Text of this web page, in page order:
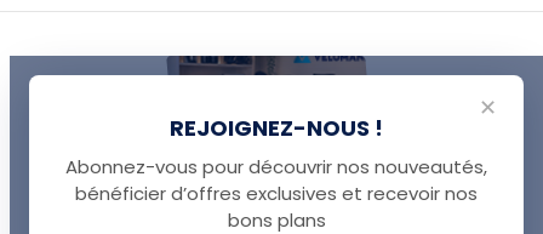
UNE QUESTION ?
✕
REJOIGNEZ-NOUS !
Abonnez-vous pour découvrir nos nouveautés,
bénéficier d’offres exclusives et recevoir nos
bons plans